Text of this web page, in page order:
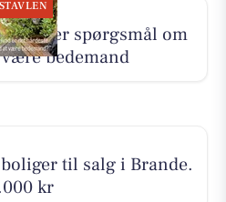
spørgsmål om
bedemand
til salg i Brande.
kr